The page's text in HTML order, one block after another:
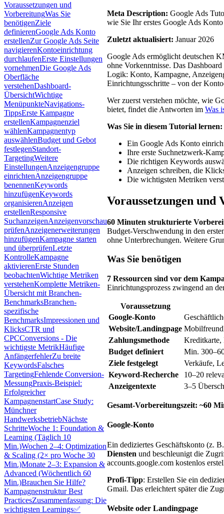
Voraussetzungen und
VorbereitungWas Sie
benötigenZiele
definierenGoogle Ads Konto
erstellenZur Google Ads Seite
navigierenKontoeinrichtung
durchlaufenErste Einstellungen
vornehmenDie Google Ads
Oberfläche
verstehenDashboard-
ÜbersichtWichtige
MenüpunkteNavigations-
TippsErste Kampagne
erstellenKampagnenziel
wählenKampagnentyp
auswählenBudget und Gebot
festlegenStandort-
TargetingWeitere
EinstellungenAnzeigengruppe
einrichtenAnzeigengruppe
benennenKeywords
hinzufügenKeywords
organisierenAnzeigen
erstellenResponsive
SuchanzeigenAnzeigenvorschau
prüfenAnzeigenerweiterungen
hinzufügenKampagne starten
und überprüfenLetzte
KontrolleKampagne
aktivierenErste Stunden
beobachtenWichtige Metriken
verstehenKomplette Metriken-
Übersicht mit Branchen-
BenchmarksBranchen-
spezifische
BenchmarksImpressionen und
KlicksCTR und
CPCConversions - Die
wichtigste MetrikHäufige
AnfängerfehlerZu breite
KeywordsFalsches
TargetingFehlende Conversion-
MessungPraxis-Beispiel:
Erfolgreicher
KampagnenstartCase Study:
Münchner
HandwerksbetriebNächste
SchritteWoche 1: Foundation &
Learning (Täglich 10
Min.)Wochen 2–4: Optimization
& Scaling (2× pro Woche 30
Min.)Monate 2–3: Expansion &
Advanced (Wöchentlich 60
Min.)Brauchen Sie Hilfe?
Kampagnenstruktur Best
PracticesZusammenfassung: Die
wichtigsten Learnings✅
Meta Description: Google Ads
wie Sie Ihr erstes Google Ads
Zuletzt aktualisiert: Januar 2026
Google Ads ermöglicht deutschen
ohne Vorkenntnisse. Das
Logik: Konto, Kampagne,
Einrichtungsschritte – von der
Wer zuerst verstehen möchte, wie
bietet, findet die Antworten im Was
Was Sie in diesem Tutorial lernen:
Ein Google Ads Konto
Ihre erste Suchnetzwerk-
Die richtigen Keywords
Anzeigen schreiben, die
Die wichtigsten Metriken
Voraussetzungen und
60 Minuten strukturierte
Budget-Verschwendung in den
ohne Unterbrechungen. Weitere
Was Sie benötigen
7 Ressourcen sind vor dem
Einrichtungsprozess zwingend an
Voraussetzung
Google-Konto
Website/Landingpage
Zahlungsmethode
Kreditkarte,
Budget definiert
Min.
Ziele festgelegt
Verkäufe,
Keyword-Recherche
10–20
Anzeigentexte
3–5
Gesamt-Vorbereitungszeit: ~60
Google-Konto
Ein dediziertes Geschäftskonto (z.
Diensten und beschleunigt die
accounts.google.com kostenlos
Profi-Tipp: Erstellen Sie ein
Gmail. Das erleichtert später die
Website oder Landingpage